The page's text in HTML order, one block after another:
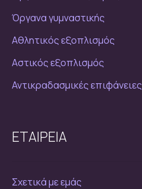
Όργανα γυμναστικής
Αθλητικός εξοπλισμός
Αστικός εξοπλισμός
Αντικραδασμικές επιφάνειες
ΕΤΑΙΡΕΙΑ
Σχετικά με εμάς